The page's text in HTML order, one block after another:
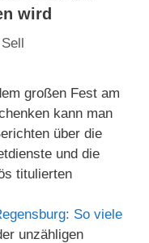
wird
großen Fest am
kann man
über die
und die
titulierten
So viele
unzähligen